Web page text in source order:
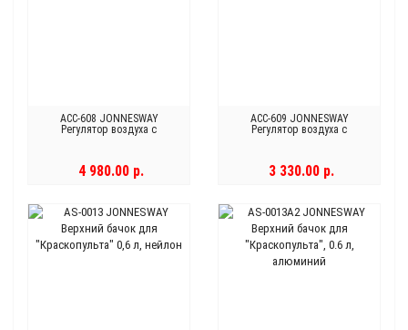
ACC-608 JONNESWAY
Регулятор воздуха с
HVLP"
4 980.00 р.
ACC-609 JONNESWAY
Регулятор воздуха с
3 330.00 р.